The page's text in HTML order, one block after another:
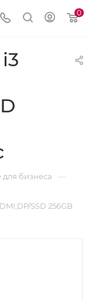
0
бизнеса —
SSD 256GB